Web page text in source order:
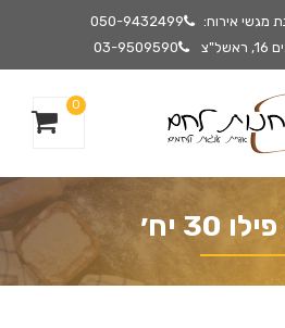
מגשי אירוח:
050-9432499
03-9509590
0
30 יח׳